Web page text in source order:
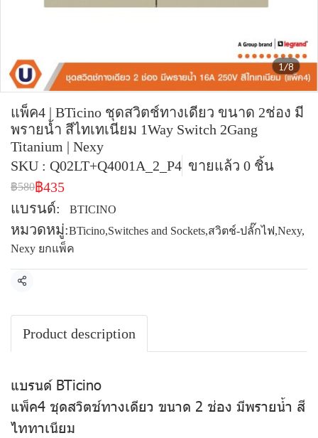
1/8
แพ็ค4 | BTicino ชุดสวิตช์ทางเดียว ขนาด 2ช่อง มี
พรายน้ำ สีไทเทเนียม 1Way Switch 2Gang
Titanium | Nexy
SKU : Q02LT+Q4001A_2_P4 ขายแล้ว 0 ชิ้น
฿580฿435
แบรนด์:
BTICINO
หมวดหมู่:BTicino,Switches and Sockets,สวิตช์-ปลั๊กไฟ,Nexy,
Nexy ยกแพ็ค
แชร์
Product description
แบรนด์ BTicino
แพ็ค4 ชุดสวิตช์ทางเดียว ขนาด 2 ช่อง มีพรายน้ำ สี
ไททาเนียม